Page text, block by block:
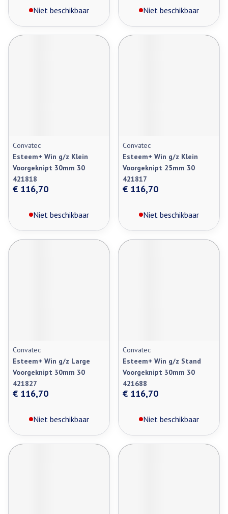
Niet beschikbaar Niet beschikbaar
Convatec
Esteem+ Win g/z Klein
Voorgeknipt 30mm 30
421818
€ 116,70
Niet beschikbaar
Convatec
Esteem+ Win g/z Klein
Voorgeknipt 25mm 30
421817
€ 116,70
Niet beschikbaar
Convatec
Esteem+ Win g/z Large
Voorgeknipt 30mm 30
421827
€ 116,70
Niet beschikbaar
Convatec
Esteem+ Win g/z Stand
Voorgeknipt 30mm 30
421688
€ 116,70
Niet beschikbaar